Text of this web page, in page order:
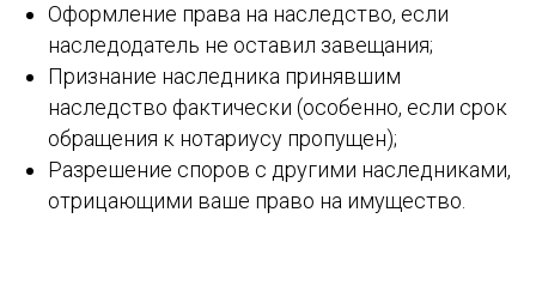
Оформление права на наследство, если
наследодатель не оставил завещания;
Признание наследника принявшим
наследство фактически (особенно, если срок
обращения к нотариусу пропущен);
Разрешение споров с другими наследниками,
отрицающими ваше право на имущество.